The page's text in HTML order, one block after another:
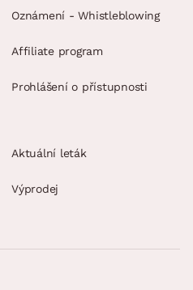
Oznámení - Whistleblowing
Affiliate program
Prohlášení o přístupnosti
Aktuální leták
Výprodej